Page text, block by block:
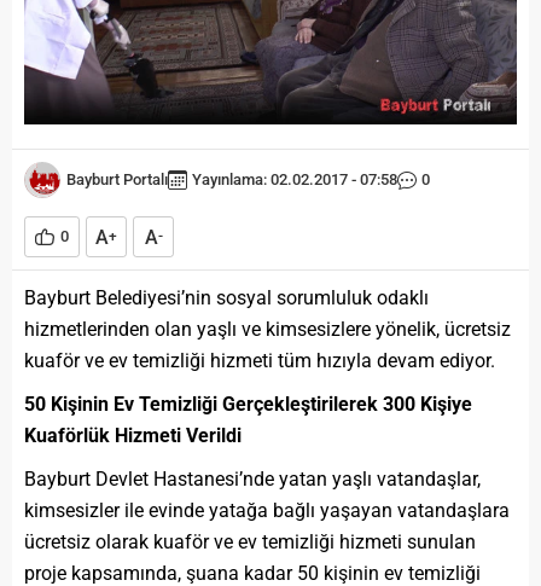
Bayburt Portalı Yayınlama: 02.02.2017 - 07:58 0
0 A+ A-
Bayburt Belediyesi’nin sosyal sorumluluk odaklı
hizmetlerinden olan yaşlı ve kimsesizlere yönelik, ücretsiz
kuaför ve ev temizliği hizmeti tüm hızıyla devam ediyor.
50 Kişinin Ev Temizliği Gerçekleştirilerek 300 Kişiye
Kuaförlük Hizmeti Verildi
Bayburt Devlet Hastanesi’nde yatan yaşlı vatandaşlar,
kimsesizler ile evinde yatağa bağlı yaşayan vatandaşlara
ücretsiz olarak kuaför ve ev temizliği hizmeti sunulan
proje kapsamında, şuana kadar 50 kişinin ev temizliği